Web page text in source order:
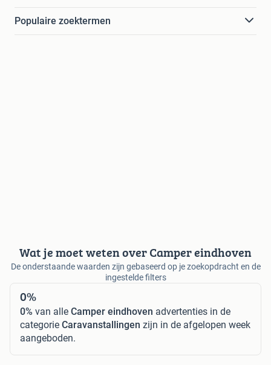
Populaire zoektermen
Wat je moet weten over Camper eindhoven
De onderstaande waarden zijn gebaseerd op je zoekopdracht en de
ingestelde filters
0%
0% van alle Camper eindhoven advertenties in de
categorie Caravanstallingen zijn in de afgelopen week
aangeboden.